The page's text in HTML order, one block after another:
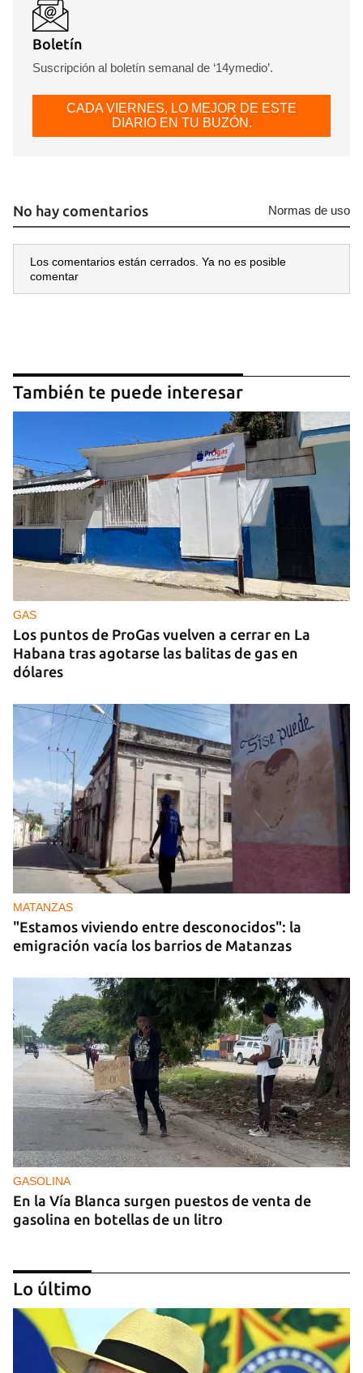
Boletín
Suscripción al boletín semanal de ‘14ymedio’.
CADA VIERNES, LO MEJOR DE ESTE
DIARIO EN TU BUZÓN.
No hay comentarios Normas de uso
Los comentarios están cerrados. Ya no es posible
comentar
También te puede interesar
GAS
Los puntos de ProGas vuelven a cerrar en La
Habana tras agotarse las balitas de gas en
dólares
MATANZAS
"Estamos viviendo entre desconocidos": la
emigración vacía los barrios de Matanzas
GASOLINA
En la Vía Blanca surgen puestos de venta de
gasolina en botellas de un litro
Lo último